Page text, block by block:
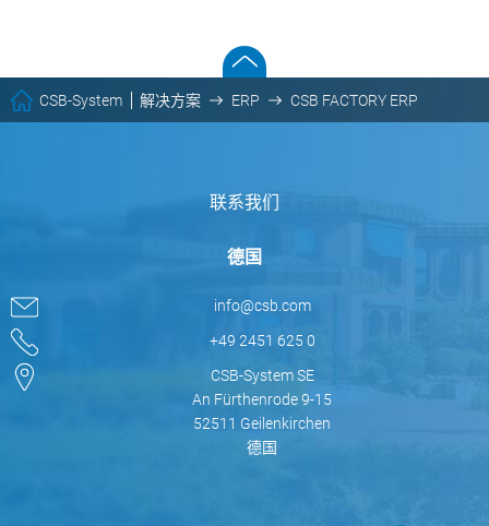
CSB-System 解决方案 ERP CSB FACTORY ERP
联系我们
德国
info@csb.com
+49 2451 625 0
CSB-System SE
An Fürthenrode 9-15
52511 Geilenkirchen
德国